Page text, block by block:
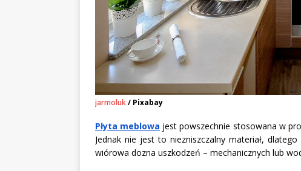
jarmoluk/ Pixabay
Płyta meblowa jest powszechnie stosowana w
Jednak nie jest to niezniszczalny materiał,
wiórowa dozna uszkodzeń – mechanicznych lub